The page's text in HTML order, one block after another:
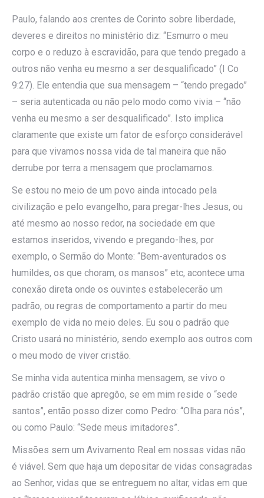
Paulo, falando aos crentes de Corinto sobre liberdade,
deveres e direitos no ministério diz: “Esmurro o meu
corpo e o reduzo à escravidão, para que tendo pregado a
outros não venha eu mesmo a ser desqualificado” (I Co
9:27). Ele entendia que sua mensagem – “tendo pregado”
– seria autenticada ou não pelo modo como vivia – “não
venha eu mesmo a ser desqualificado”. Isto implica
claramente que existe um fator de esforço considerável
para que vivamos nossa vida de tal maneira que não
derrube por terra a mensagem que proclamamos.
Se estou no meio de um povo ainda intocado pela
civilização e pelo evangelho, para pregar-lhes Jesus, ou
até mesmo ao nosso redor, na sociedade em que
estamos inseridos, vivendo e pregando-lhes, por
exemplo, o Sermão do Monte: “Bem-aventurados os
humildes, os que choram, os mansos” etc, acontece uma
conexão direta onde os ouvintes estabelecerão um
padrão, ou regras de comportamento a partir do meu
exemplo de vida no meio deles. Eu sou o padrão que
Cristo usará no ministério, sendo exemplo aos outros com
o meu modo de viver cristão.
Se minha vida autentica minha mensagem, se vivo o
padrão cristão que apregôo, se em mim reside o “sede
santos”, então posso dizer como Pedro: “Olha para nós”,
ou como Paulo: “Sede meus imitadores”.
Missões sem um Avivamento Real em nossas vidas não
é viável. Sem que haja um depositar de vidas consagradas
ao Senhor, vidas que se entreguem no altar, vidas em que